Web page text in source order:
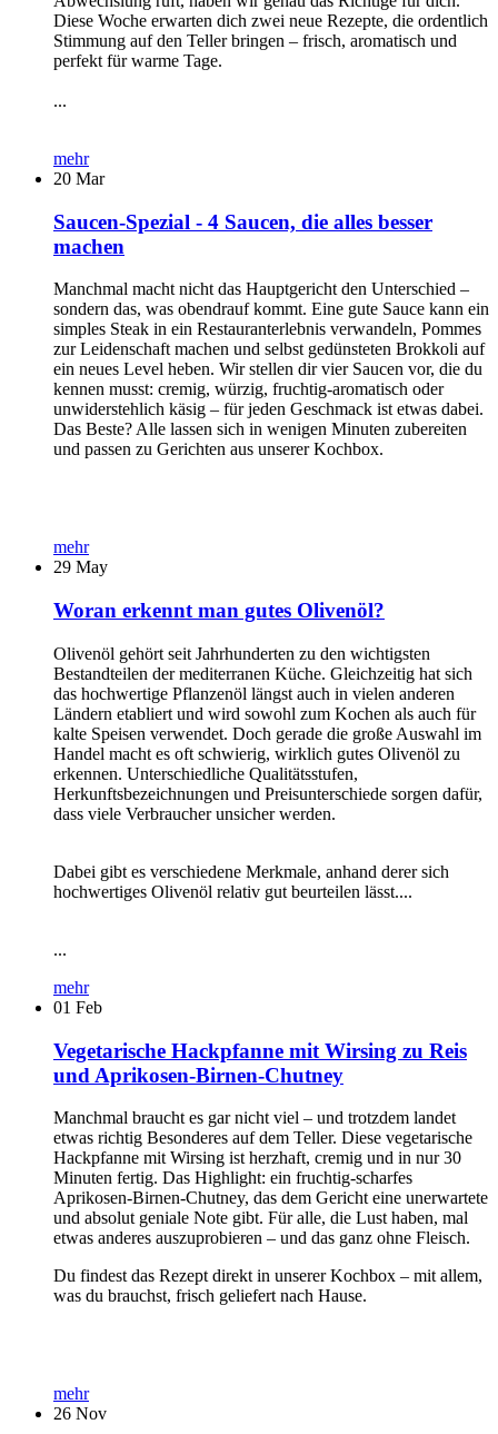
Diese Woche erwarten dich zwei neue Rezepte, die ordentlich
Stimmung auf den Teller bringen – frisch, aromatisch und
perfekt für warme Tage.
...
mehr
20 Mar
Saucen-Spezial - 4 Saucen, die alles besser
machen
Manchmal macht nicht das Hauptgericht den Unterschied –
sondern das, was obendrauf kommt. Eine gute Sauce kann ein
simples Steak in ein Restauranterlebnis verwandeln, Pommes
zur Leidenschaft machen und selbst gedünsteten Brokkoli auf
ein neues Level heben. Wir stellen dir vier Saucen vor, die du
kennen musst: cremig, würzig, fruchtig-aromatisch oder
unwiderstehlich käsig – für jeden Geschmack ist etwas dabei.
Das Beste? Alle lassen sich in wenigen Minuten zubereiten
und passen zu Gerichten aus unserer Kochbox.
mehr
29 May
Woran erkennt man gutes Olivenöl?
Olivenöl gehört seit Jahrhunderten zu den wichtigsten
Bestandteilen der mediterranen Küche. Gleichzeitig hat sich
das hochwertige Pflanzenöl längst auch in vielen anderen
Ländern etabliert und wird sowohl zum Kochen als auch für
kalte Speisen verwendet. Doch gerade die große Auswahl im
Handel macht es oft schwierig, wirklich gutes Olivenöl zu
erkennen. Unterschiedliche Qualitätsstufen,
Herkunftsbezeichnungen und Preisunterschiede sorgen dafür,
dass viele Verbraucher unsicher werden.
Dabei gibt es verschiedene Merkmale, anhand derer sich
hochwertiges Olivenöl relativ gut beurteilen lässt....
...
mehr
01 Feb
Vegetarische Hackpfanne mit Wirsing zu Reis
und Aprikosen-Birnen-Chutney
Manchmal braucht es gar nicht viel – und trotzdem landet
etwas richtig Besonderes auf dem Teller. Diese vegetarische
Hackpfanne mit Wirsing ist herzhaft, cremig und in nur 30
Minuten fertig. Das Highlight: ein fruchtig-scharfes
Aprikosen-Birnen-Chutney, das dem Gericht eine unerwartete
und absolut geniale Note gibt. Für alle, die Lust haben, mal
etwas anderes auszuprobieren – und das ganz ohne Fleisch.
Du findest das Rezept direkt in unserer Kochbox – mit allem,
was du brauchst, frisch geliefert nach Hause.
mehr
26 Nov